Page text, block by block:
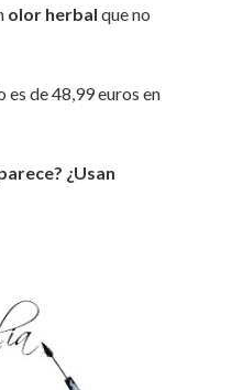
olor herbal que no
es de 48,99 euros en
¿Usan